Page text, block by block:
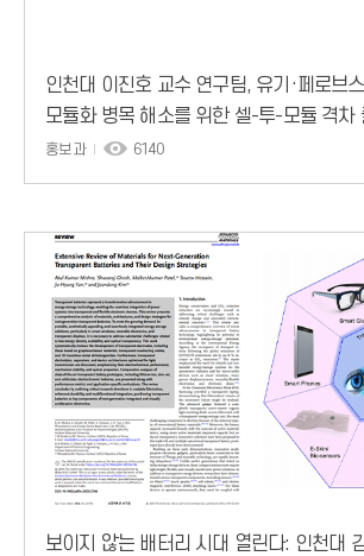
인천대 이진호 교수 연구팀, 유기·페로브
모듈화 병목 해소를 위한 셀-투-모듈 격차
터닝·AI 활용 전략 제시
홍보과 6140
보이지 않는 배터리 시대 열린다: 인천대